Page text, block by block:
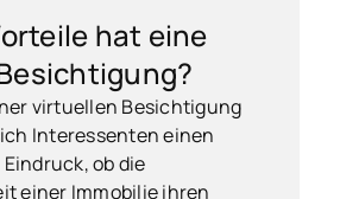
hat eine
virtuellen Besichtigung
Interessenten einen
ob die
einer Immobilie ihren